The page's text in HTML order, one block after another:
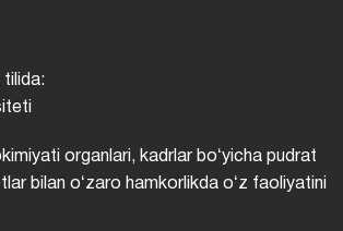
tilida:
organlari, kadrlar boʻyicha pudrat
bilan oʻzaro hamkorlikda oʻz faoliyatini